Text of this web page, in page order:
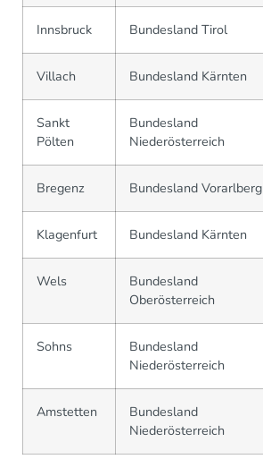
Innsbruck Bundesland Tirol
Villach Bundesland Kärnten
Sankt
Pölten
Bundesland
Niederösterreich
Bregenz Bundesland Vorarlberg
Klagenfurt Bundesland Kärnten
Wels
Bundesland
Oberösterreich
Sohns
Bundesland
Niederösterreich
Amstetten
Bundesland
Niederösterreich